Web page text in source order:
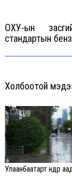
ОХУ-ын
стандартын
Холбоотой
Улаанбаатарт өнөөдөр